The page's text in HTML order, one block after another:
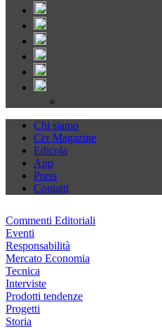
Chi siamo
Cer Magazine
Edicola
App
Press
Contatti
Commenti Editoriali
Eventi
Responsabilità
Mercato Economia
Tecnica
Interviste
Prodotti tendenze
Progetti
Storia